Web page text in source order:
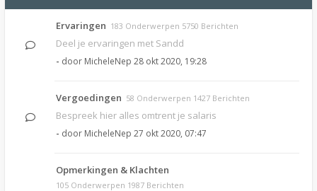
Ervaringen 183 Onderwerpen 5750 Berichten
Deel je ervaringen met Sandd
- door MicheleNep 28 okt 2020, 19:28
Vergoedingen 58 Onderwerpen 1427 Berichten
Bespreek hier alles omtrent je salaris
- door MicheleNep 27 okt 2020, 07:47
Opmerkingen & Klachten
105 Onderwerpen 1987 Berichten